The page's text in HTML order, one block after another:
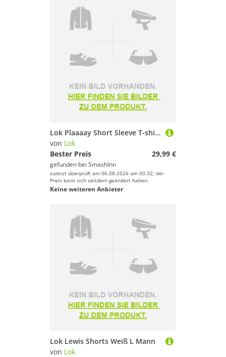
Lok Plaaaay Short Sleeve T-shirt Weiß M Mann
von Lok
Bester Preis
29,99 €
gefunden bei SmashInn
zuletzt überprüft am 06.08.2026 um 00:32; der
Preis kann sich seitdem geändert haben.
Keine weiteren Anbieter
Lok Lewis Shorts Weiß L Mann
von Lok